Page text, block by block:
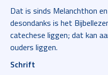
Dat is sinds Melanchthon
desondanks is het
catechese liggen; dat kan
ouders liggen.
Schrift